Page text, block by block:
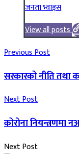
जनता भ्वाइस
View all posts
Previous Post
सरकारको नीति तथा
Next Post
कोरोना नियन्त्रणमा
Next Post